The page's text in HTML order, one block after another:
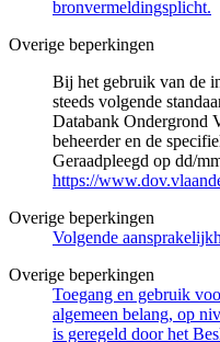
bronvermeldingsplicht.
Overige beperkingen
Bij het gebruik van de
steeds volgende
Databank Ondergrond
beheerder en de
Geraadpleegd op dd/
https://
Overige beperkingen
Volgende
Overige beperkingen
Toegang en gebruik
algemeen belang, op
is geregeld door het